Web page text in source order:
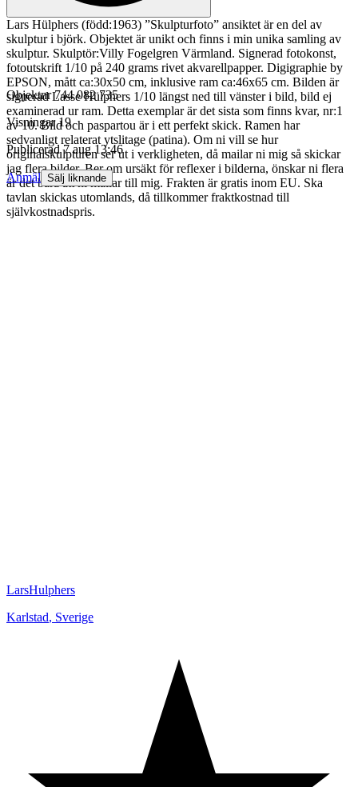
Lars Hülphers (född:1963) ”Skulpturfoto” ansiktet är en del av
skulptur i björk. Objektet är unikt och finns i min unika samling av
skulptur. Skulptör:Villy Fogelgren Värmland. Signerad fotokonst,
fotoutskrift 1/10 på 240 grams rivet akvarellpapper. Digigraphie by
EPSON, mått ca:30x50 cm, inklusive ram ca:46x65 cm. Bilden är
signerad Lasse Hülphers 1/10 längst ned till vänster i bild, bild ej
examinerad ur ram. Detta exemplar är det sista som finns kvar, nr:1
av 10. Bild och paspartou är i ett perfekt skick. Ramen har
sedvanligt relaterat ytslitage (patina). Om ni vill se hur
originalskulpturen ser ut i verkligheten, då mailar ni mig så skickar
jag flera bilder. Ber om ursäkt för reflexer i bilderna, önskar ni flera
är det bara att ni mailar till mig. Frakten är gratis inom EU. Ska
tavlan skickas utomlands, då tillkommer fraktkostnad till
självkostnadspris.
Objektnr 744 082 735
Visningar 19
Publicerad 7 aug 13:46
Anmäl Sälj liknande
LarsHulphers
Karlstad, Sverige